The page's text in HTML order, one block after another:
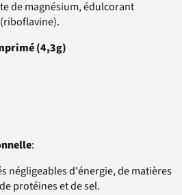
de magnésium, édulcorant
(4,3g)
:
négligeables d'énergie, de matières
protéines et de sel.